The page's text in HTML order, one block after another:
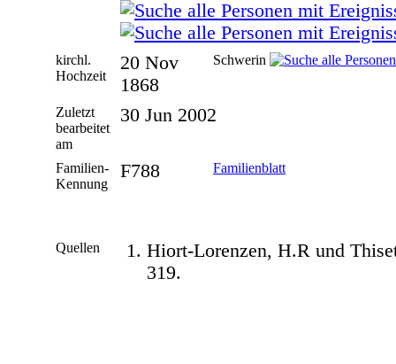
kirchl.
Hochzeit
20 Nov
1868
Schwerin
Zuletzt
bearbeitet
am
30 Jun 2002
Familien-
Kennung
F788 Familienblatt
Quellen
Hiort-Lorenzen, H.R und
319.